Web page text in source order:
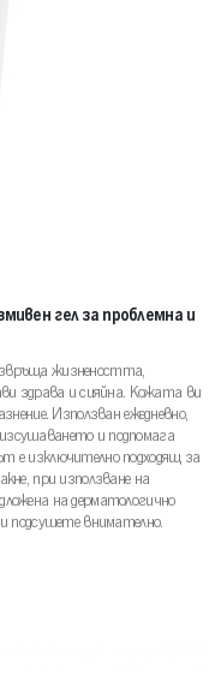
гел за проблемна и
жизнеността,
здрава и сияйна. Кожата ви
Използван ежедневно,
и подпомага
е изключително подходящ за
при използване на
на дерматологично
подсушете внимателно.